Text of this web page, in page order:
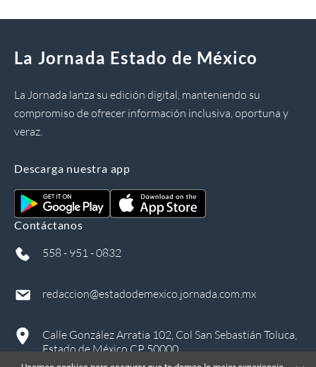
La Jornada Estado de México
La Jornada lanza su edición digital, manteniendo su
compromiso de ofrecer información inclusiva, oportuna y
veraz.
Descarga nuestra app
Contáctanos
558 - 951 - 0832
redaccion@estadodemexico.jornada.com.mx
Calle González Arratia 102, Col San Sebastián Toluca,
Estado de México CP 50000